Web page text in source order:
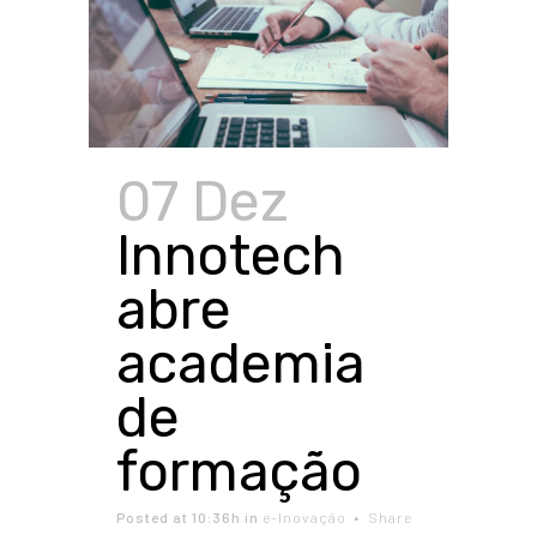
07 Dez
Innotech
abre
academia
de
formação
Posted at 10:36h in e-Inovação Share